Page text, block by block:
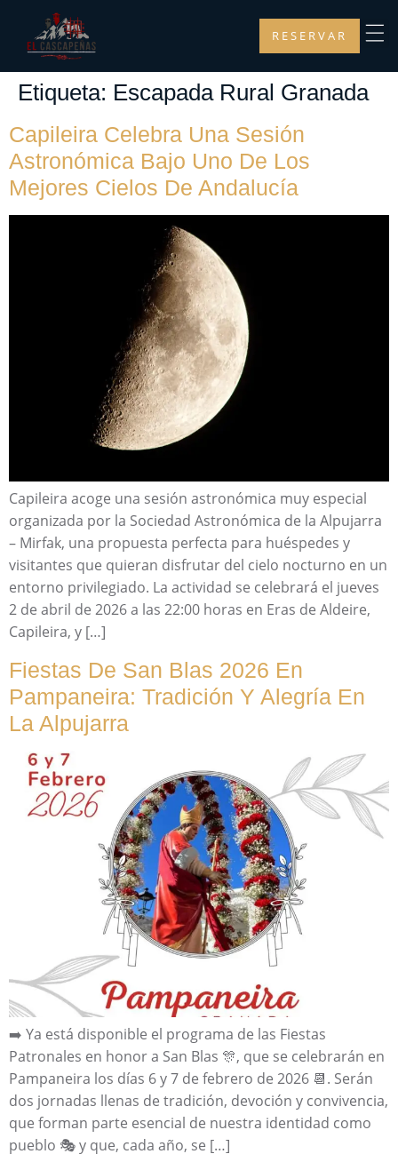
RESERVAR
Etiqueta: Escapada Rural Granada
Capileira Celebra Una Sesión
Astronómica Bajo Uno De Los
Mejores Cielos De Andalucía
Capileira acoge una sesión astronómica muy especial
organizada por la Sociedad Astronómica de la Alpujarra
– Mirfak, una propuesta perfecta para huéspedes y
visitantes que quieran disfrutar del cielo nocturno en un
entorno privilegiado. La actividad se celebrará el jueves
2 de abril de 2026 a las 22:00 horas en Eras de Aldeire,
Capileira, y […]
Fiestas De San Blas 2026 En
Pampaneira: Tradición Y Alegría En
La Alpujarra
➡️ Ya está disponible el programa de las Fiestas
Patronales en honor a San Blas 🎊, que se celebrarán en
Pampaneira los días 6 y 7 de febrero de 2026 📆. Serán
dos jornadas llenas de tradición, devoción y convivencia,
que forman parte esencial de nuestra identidad como
pueblo 🎭 y que, cada año, se […]